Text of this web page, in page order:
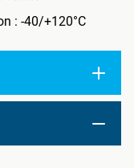
: -40/+120°C